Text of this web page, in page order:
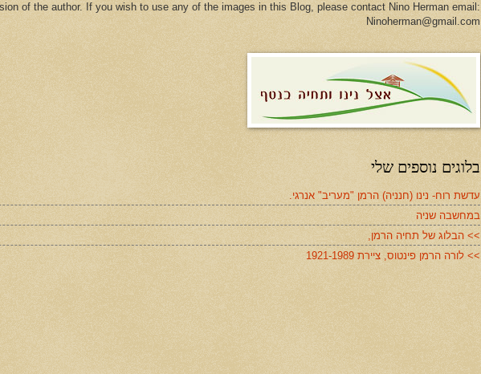
of the author. If you wish to use any of the images in this Blog, please contact Nino Herman email:
Ninoherman@gmail.com
בלוגים נוספים שלי
עדשת רוח- נינו (חנניה) הרמן "מעריב" אנרגי.
במחשבה שניה
>> הבלוג של תחיה הרמן,
>> לורה הרמן פינטוס, ציירת 1921-1989